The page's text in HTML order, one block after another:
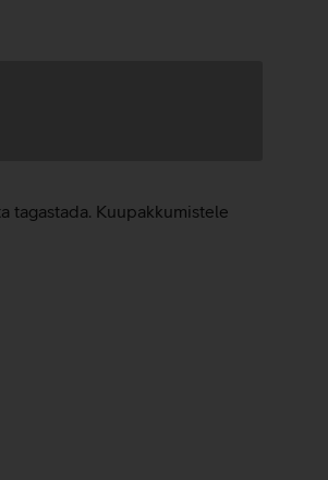
tagastada. Kuupakkumistele